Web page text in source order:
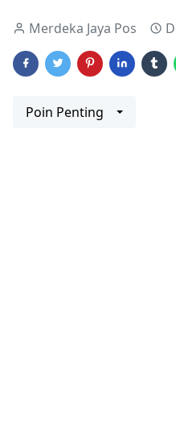
Merdeka Jaya Pos
Poin Penting